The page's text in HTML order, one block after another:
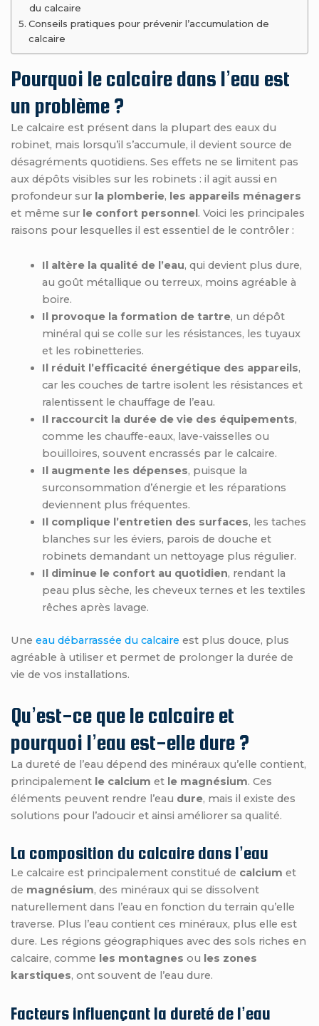
du calcaire
Conseils pratiques pour prévenir l’accumulation de
calcaire
Pourquoi le calcaire dans l’eau est
un problème ?
Le calcaire est présent dans la plupart des eaux du
robinet, mais lorsqu’il s’accumule, il devient source de
désagréments quotidiens. Ses effets ne se limitent pas
aux dépôts visibles sur les robinets : il agit aussi en
profondeur sur la plomberie, les appareils ménagers
et même sur le confort personnel. Voici les principales
raisons pour lesquelles il est essentiel de le contrôler :
Il altère la qualité de l’eau, qui devient plus dure,
au goût métallique ou terreux, moins agréable à
boire.
Il provoque la formation de tartre, un dépôt
minéral qui se colle sur les résistances, les tuyaux
et les robinetteries.
Il réduit l’efficacité énergétique des appareils,
car les couches de tartre isolent les résistances et
ralentissent le chauffage de l’eau.
Il raccourcit la durée de vie des équipements,
comme les chauffe-eaux, lave-vaisselles ou
bouilloires, souvent encrassés par le calcaire.
Il augmente les dépenses, puisque la
surconsommation d’énergie et les réparations
deviennent plus fréquentes.
Il complique l’entretien des surfaces, les taches
blanches sur les éviers, parois de douche et
robinets demandant un nettoyage plus régulier.
Il diminue le confort au quotidien, rendant la
peau plus sèche, les cheveux ternes et les textiles
rêches après lavage.
Une eau débarrassée du calcaire est plus douce, plus
agréable à utiliser et permet de prolonger la durée de
vie de vos installations.
Qu’est-ce que le calcaire et
pourquoi l’eau est-elle dure ?
La dureté de l’eau dépend des minéraux qu’elle contient,
principalement le calcium et le magnésium. Ces
éléments peuvent rendre l’eau dure, mais il existe des
solutions pour l’adoucir et ainsi améliorer sa qualité.
La composition du calcaire dans l’eau
Le calcaire est principalement constitué de calcium et
de magnésium, des minéraux qui se dissolvent
naturellement dans l’eau en fonction du terrain qu’elle
traverse. Plus l’eau contient ces minéraux, plus elle est
dure. Les régions géographiques avec des sols riches en
calcaire, comme les montagnes ou les zones
karstiques, ont souvent de l’eau dure.
Facteurs influençant la dureté de l’eau